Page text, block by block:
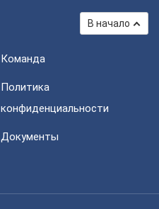
В начало
Команда
Политика
конфиденциальности
Документы